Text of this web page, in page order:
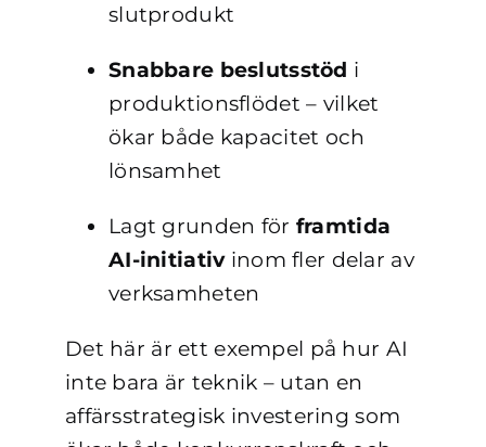
slutprodukt
Snabbare beslutsstöd i
produktionsflödet – vilket
ökar både kapacitet och
lönsamhet
Lagt grunden för framtida
AI-initiativinom fler delar av
verksamheten
Det här är ett exempel på hur AI
inte bara är teknik – utan en
affärsstrategisk investering som